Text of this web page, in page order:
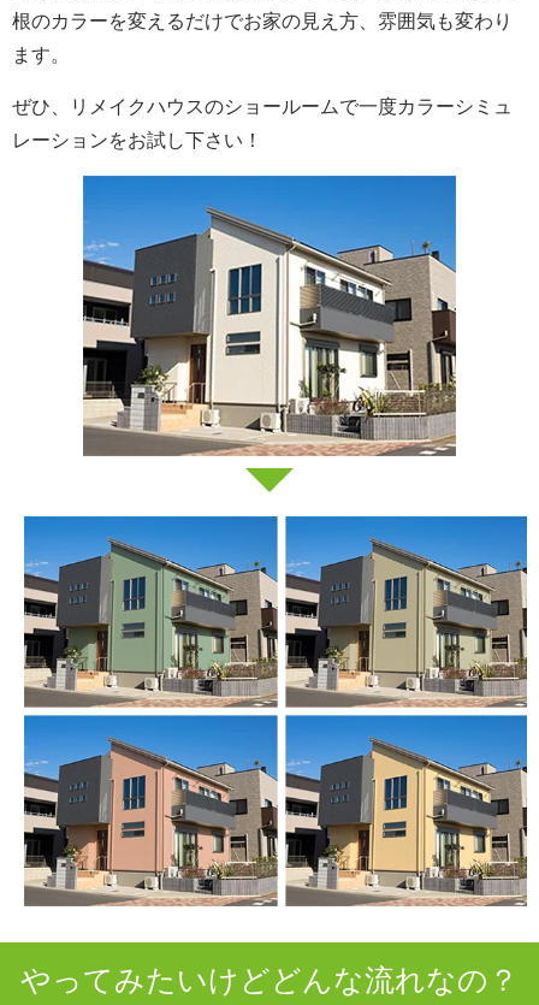
根のカラーを変えるだけでお家の見え方、雰囲気も変わり
ます。
ぜひ、リメイクハウスのショールームで一度カラーシミュ
レーションをお試し下さい！
やってみたいけどどんな流れなの？